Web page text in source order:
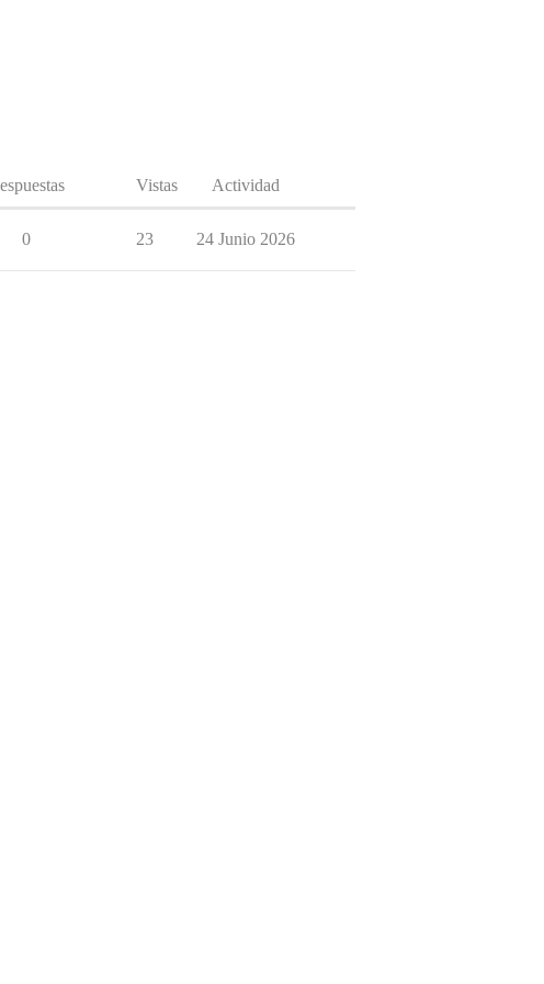
Vistas Actividad
0 23 24 Junio 2026